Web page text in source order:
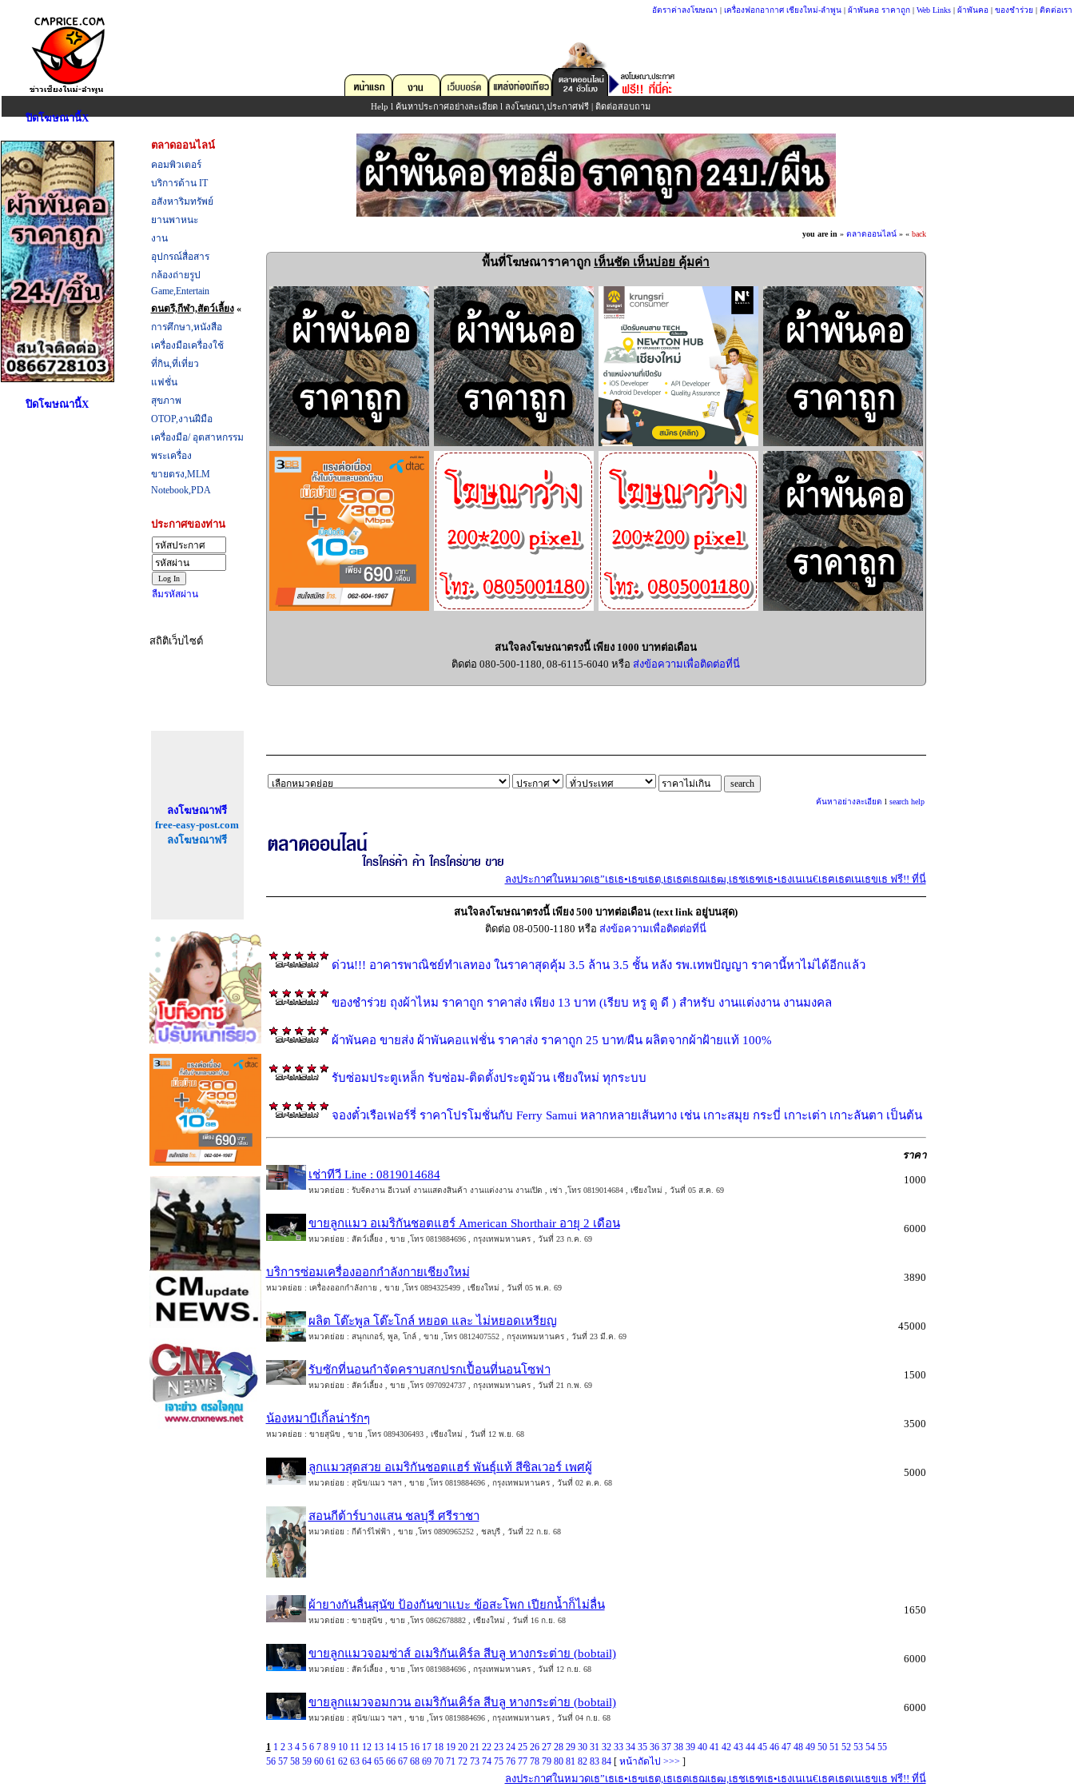
อัตราค่าลงโฆษณา | เครื่องฟอกอากาศ เชียงใหม่-ลำพูน | ผ้าพันคอ ราคาถูก | Web Links | ผ้าพันคอ | ของชำร่วย | ติดต่อเรา
Help l ค้นหาประกาศอย่างละเอียด l ลงโฆษณา,ประกาศฟรี | ติดต่อสอบถาม
ตลาดออนไลน์
คอมพิวเตอร์
บริการด้าน IT
อสังหาริมทรัพย์
ยานพาหนะ
งาน
อุปกรณ์สื่อสาร
กล้องถ่ายรูป
Game,Entertain
ดนตรี,กีฬา,สัตว์เลี้ยง«
การศึกษา,หนังสือ
เครื่องมือเครื่องใช้
ที่กิน,ที่เที่ยว
แฟชั่น
สุขภาพ
OTOP,งานฝีมือ
เครื่องมือ/ อุตสาหกรรม
พระเครื่อง
ขายตรง,MLM
Notebook,PDA
ประกาศของท่าน
ลืมรหัสผ่าน
สถิติเว็บไซต์
ลงโฆษณาฟรี
free-easy-post.com
ลงโฆษณาฟรี
you are in» ตลาดออนไลน์» « back
พื้นที่โฆษณาราคาถูก เห็นชัด เห็นบ่อย คุ้มค่า
สนใจลงโฆษณาตรงนี้ เพียง 1000 บาทต่อเดือน
ติดต่อ 080-500-1180, 08-6115-6040 หรือ ส่งข้อความเพื่อติดต่อที่นี่
ค้นหาอย่างละเอียด l search help
ลงประกาศในหมวดเธ”เธเธ•เธฃเธต,เธเธตเธฌเธฒ,เธชเธฑเธ•เธงเนเน€เธฅเธตเนเธขเธ ฟรี!! ที่นี่
สนใจลงโฆษณาตรงนี้ เพียง 500 บาทต่อเดือน (text link อยู่บนสุด)
ติดต่อ 08-0500-1180 หรือ ส่งข้อความเพื่อติดต่อที่นี่
ด่วน!!! อาคารพาณิชย์ทำเลทอง ในราคาสุดคุ้ม 3.5 ล้าน 3.5 ชั้น หลัง รพ.เทพปัญญา ราคานี้หาไม่ได้อีกแล้ว
ของชำร่วย ถุงผ้าไหม ราคาถูก ราคาส่ง เพียง 13 บาท (เรียบ หรู ดู ดี ) สำหรับ งานแต่งงาน งานมงคล
ผ้าพันคอ ขายส่ง ผ้าพันคอแฟชั่น ราคาส่ง ราคาถูก 25 บาท/ผืน ผลิตจากผ้าฝ้ายแท้ 100%
รับซ่อมประตูเหล็ก รับซ่อม-ติดตั้งประตูม้วน เชียงใหม่ ทุกระบบ
จองตั๋วเรือเฟอร์รี่ ราคาโปรโมชั่นกับ Ferry Samui หลากหลายเส้นทาง เช่น เกาะสมุย กระบี่ เกาะเต่า เกาะลันตา เป็นต้น
ราคา
เช่าทีวี Line : 0819014684
หมวดย่อย : รับจัดงาน อีเวนท์ งานแสดงสินค้า งานแต่งงาน งานเปิด , เช่า ,โทร 0819014684 , เชียงใหม่ , วันที่ 05 ส.ค. 69
1000
ขายลูกแมว อเมริกันชอตแฮร์ American Shorthair อายุ 2 เดือน
หมวดย่อย : สัตว์เลี้ยง , ขาย ,โทร 0819884696 , กรุงเทพมหานคร , วันที่ 23 ก.ค. 69
6000
บริการซ่อมเครื่องออกกำลังกายเชียงใหม่
หมวดย่อย : เครื่องออกกำลังกาย , ขาย ,โทร 0894325499 , เชียงใหม่ , วันที่ 05 พ.ค. 69
3890
ผลิต โต๊ะพูล โต๊ะโกล์ หยอด และ ไม่หยอดเหรียญ
หมวดย่อย : สนุกเกอร์, พูล, โกล์ , ขาย ,โทร 0812407552 , กรุงเทพมหานคร , วันที่ 23 มี.ค. 69
45000
รับซักที่นอนกำจัดคราบสกปรกเปื้อนที่นอนโซฟา
หมวดย่อย : สัตว์เลี้ยง , ขาย ,โทร 0970924737 , กรุงเทพมหานคร , วันที่ 21 ก.พ. 69
1500
น้องหมาบีเกิ้ลน่ารักๆ
หมวดย่อย : ขายสุนัข , ขาย ,โทร 0894306493 , เชียงใหม่ , วันที่ 12 พ.ย. 68
3500
ลูกแมวสุดสวย อเมริกันชอตแฮร์ พันธุ์แท้ สีซิลเวอร์ เพศผู้
หมวดย่อย : สุนัข/แมว ฯลฯ , ขาย ,โทร 0819884696 , กรุงเทพมหานคร , วันที่ 02 ต.ค. 68
5000
สอนกีต้าร์บางแสน ชลบุรี ศรีราชา
หมวดย่อย : กีต้าร์ไฟฟ้า , ขาย ,โทร 0890965252 , ชลบุรี , วันที่ 22 ก.ย. 68
ผ้ายางกันลื่นสุนัข ป้องกันขาแบะ ข้อสะโพก เปียกน้ำก็ไม่ลื่น
หมวดย่อย : ขายสุนัข , ขาย ,โทร 0862678882 , เชียงใหม่ , วันที่ 16 ก.ย. 68
1650
ขายลูกแมวจอมซ่าส์ อเมริกันเคิร์ล สีบลู หางกระต่าย (bobtail)
หมวดย่อย : สัตว์เลี้ยง , ขาย ,โทร 0819884696 , กรุงเทพมหานคร , วันที่ 12 ก.ย. 68
6000
ขายลูกแมวจอมกวน อเมริกันเคิร์ล สีบลู หางกระต่าย (bobtail)
หมวดย่อย : สุนัข/แมว ฯลฯ , ขาย ,โทร 0819884696 , กรุงเทพมหานคร , วันที่ 04 ก.ย. 68
6000
1 1 2 3 4 5 6 7 8 9 10 11 12 13 14 15 16 17 18 19 20 21 22 23 24 25 26 27 28 29 30 31 32 33 34 35 36 37 38 39 40 41 42 43 44 45 46 47 48 49 50 51 52 53 54 55
56 57 58 59 60 61 62 63 64 65 66 67 68 69 70 71 72 73 74 75 76 77 78 79 80 81 82 83 84[ หน้าถัดไป >>> ]
ลงประกาศในหมวดเธ”เธเธ•เธฃเธต,เธเธตเธฌเธฒ,เธชเธฑเธ•เธงเนเน€เธฅเธตเนเธขเธ ฟรี!! ที่นี่
ปิดโฆษณานี้X
ปิดโฆษณานี้X